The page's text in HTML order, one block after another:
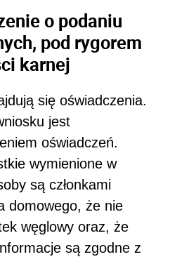
o podaniu
pod rygorem
karnej
się oświadczenia.
jest
oświadczeń.
wymienione w
są członkami
domowego, że nie
węglowy oraz, że
są zgodne z